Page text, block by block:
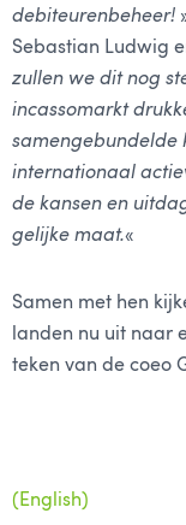
debiteurenbeheer!
Sebastian Ludwig
zullen we dit nog
incassomarkt
samengebundelde
internationaal
de kansen en
gelijke maat.«
Samen met hen
landen nu uit naar
teken van de coeo
(English)